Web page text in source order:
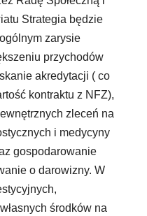
Strategia będzie
zarysie
przychodów
akredytacji ( co
kontraktu z NFZ),
zleceń na
i medycyny
gospodarowanie
o darowizny. W
środków na